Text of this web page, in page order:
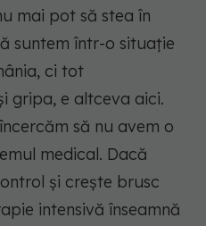
mai pot să stea în
suntem într-o situație
ci tot
gripa, e altceva aici.
să nu avem o
medical. Dacă
și crește brusc
intensivă înseamnă